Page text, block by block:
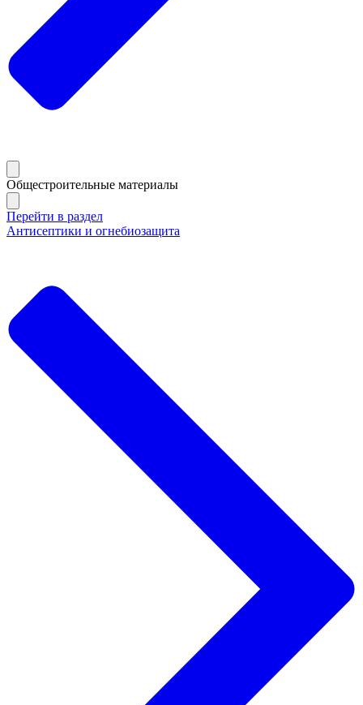
Общестроительные материалы
Перейти в раздел
Антисептики и огнебиозащита